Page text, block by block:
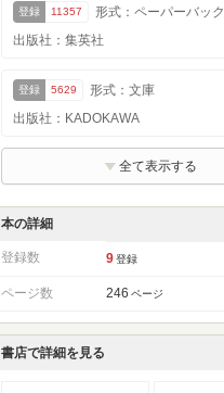
登録 11357
形式：ペーパーバック
出版社：集英社
登録 5629
形式：文庫
出版社：KADOKAWA
全て表示する
本の詳細
登録数 9 登録
ページ数 246 ページ
書店で詳細を見る